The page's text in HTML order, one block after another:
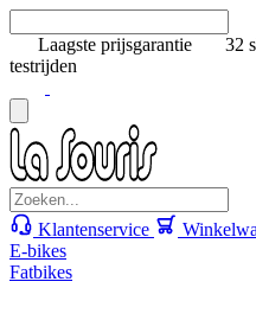
Laagste prijsgarantie 32
testrijden
Klantenservice
E-bikes
Fatbikes